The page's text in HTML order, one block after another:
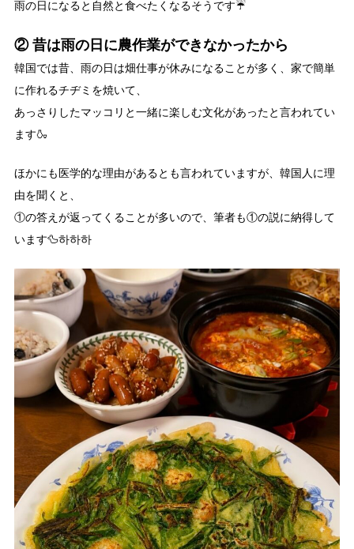
雨の日になると自然と食べたくなるそうです☔
② 昔は雨の日に農作業ができなかったから
韓国では昔、雨の日は畑仕事が休みになることが多く、家で簡単
に作れるチヂミを焼いて、
あっさりしたマッコリと一緒に楽しむ文化があったと言われてい
ます🍶
ほかにも医学的な理由があるとも言われていますが、韓国人に理
由を聞くと、
①の答えが返ってくることが多いので、筆者も①の説に納得して
います🦆하하하